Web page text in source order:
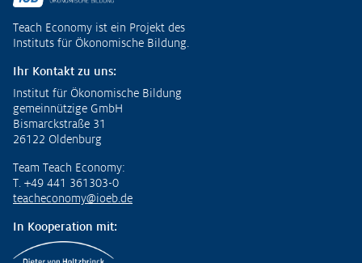
Teach Economy ist ein Projekt des
Instituts für Ökonomische Bildung.
Ihr Kontakt zu uns:
Institut für Ökonomische Bildung
gemeinnützige GmbH
Bismarckstraße 31
26122 Oldenburg
Team Teach Economy:
T. +49 441 361303-0
teacheconomy@ioeb.de
In Kooperation mit: